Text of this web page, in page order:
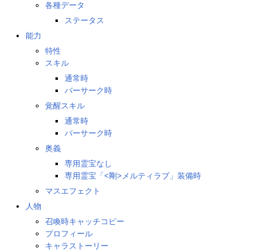
各種データ
ステータス
能力
特性
スキル
通常時
バーサーク時
覚醒スキル
通常時
バーサーク時
奥義
専用霊宝なし
専用霊宝「<剛>メルティラブ」装備時
マスエフェクト
人物
召喚時キャッチコピー
プロフィール
キャラストーリー